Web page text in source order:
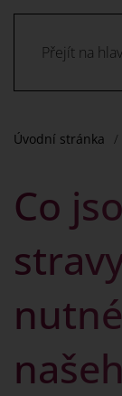
Přejít na
Úvodní stránka
Co